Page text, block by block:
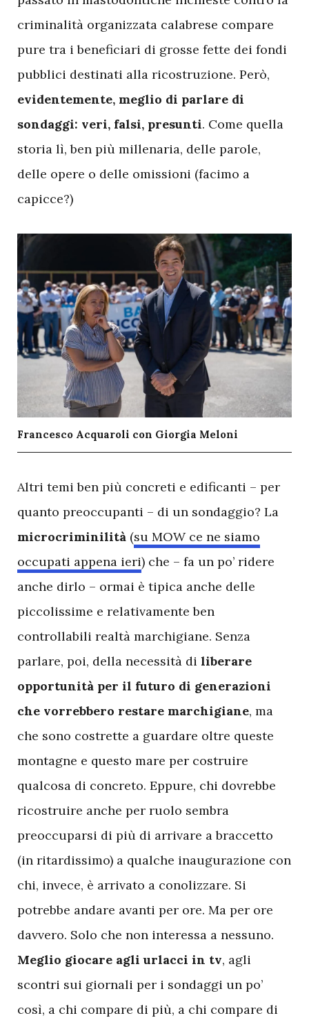
criminalità organizzata calabrese compare
pure tra i beneficiari di grosse fette dei fondi
pubblici destinati alla ricostruzione. Però,
evidentemente, meglio di parlare di
sondaggi: veri, falsi, presunti. Come quella
storia lì, ben più millenaria, delle parole,
delle opere o delle omissioni (facimo a
capicce?)
Francesco Acquaroli con Giorgia Meloni
Altri temi ben più concreti e edificanti – per
quanto preoccupanti – di un sondaggio? La
microcriminilità (su MOW ce ne siamo
occupati appena ieri) che – fa un po’ ridere
anche dirlo – ormai è tipica anche delle
piccolissime e relativamente ben
controllabili realtà marchigiane. Senza
parlare, poi, della necessità di liberare
opportunità per il futuro di generazioni
che vorrebbero restare marchigiane, ma
che sono costrette a guardare oltre queste
montagne e questo mare per costruire
qualcosa di concreto. Eppure, chi dovrebbe
ricostruire anche per ruolo sembra
preoccuparsi di più di arrivare a braccetto
(in ritardissimo) a qualche inaugurazione con
chi, invece, è arrivato a conolizzare. Si
potrebbe andare avanti per ore. Ma per ore
davvero. Solo che non interessa a nessuno.
Meglio giocare agli urlacci in tv, agli
scontri sui giornali per i sondaggi un po’
così, a chi compare di più, a chi compare di